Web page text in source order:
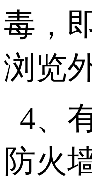
毒，
浏览
4、
防火